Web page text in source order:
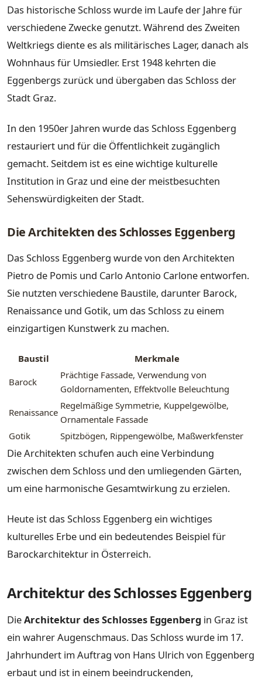
Das historische Schloss wurde im Laufe der Jahre für
verschiedene Zwecke genutzt. Während des Zweiten
Weltkriegs diente es als militärisches Lager, danach als
Wohnhaus für Umsiedler. Erst 1948 kehrten die
Eggenbergs zurück und übergaben das Schloss der
Stadt Graz.
In den 1950er Jahren wurde das Schloss Eggenberg
restauriert und für die Öffentlichkeit zugänglich
gemacht. Seitdem ist es eine wichtige kulturelle
Institution in Graz und eine der meistbesuchten
Sehenswürdigkeiten der Stadt.
Die Architekten des Schlosses Eggenberg
Das Schloss Eggenberg wurde von den Architekten
Pietro de Pomis und Carlo Antonio Carlone entworfen.
Sie nutzten verschiedene Baustile, darunter Barock,
Renaissance und Gotik, um das Schloss zu einem
einzigartigen Kunstwerk zu machen.
Baustil
Merkmale
Barock
Prächtige Fassade, Verwendung von
Goldornamenten, Effektvolle Beleuchtung
Renaissance
Regelmäßige Symmetrie, Kuppelgewölbe,
Ornamentale Fassade
Gotik
Spitzbögen, Rippengewölbe, Maßwerkfenster
Die Architekten schufen auch eine Verbindung
zwischen dem Schloss und den umliegenden Gärten,
um eine harmonische Gesamtwirkung zu erzielen.
Heute ist das Schloss Eggenberg ein wichtiges
kulturelles Erbe und ein bedeutendes Beispiel für
Barockarchitektur in Österreich.
Architektur des Schlosses Eggenberg
DieArchitektur des Schlosses Eggenberg in Graz ist
ein wahrer Augenschmaus. Das Schloss wurde im 17.
Jahrhundert im Auftrag von Hans Ulrich von Eggenberg
erbaut und ist in einem beeindruckenden,